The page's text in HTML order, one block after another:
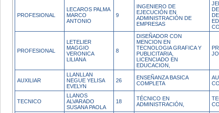
PROFESIONAL
LECAROS PALMA
MARCO
ANTONIO
9
INGENIERO DE
EJECUCIÓN EN
ADMINISTRACIÓN DE
EMPRESAS
PROFESIONAL
LETELIER
MAGGIO
VERONICA
LILIANA
8
DISEÑADOR CON
MENCION EN
TECNOLOGIA GRAFICA Y
PUBLICITARIA,
LICENCIADO EN
EDUCACION,
AUXILIAR
LLANLLAN
NEGUE YELISA
EVELYN
26
ENSEÑANZA BASICA
COMPLETA
TECNICO
LLANOS
ALVARADO
SUSANA PAOLA
18
TÉCNICO EN
ADMINISTRACIÓN,